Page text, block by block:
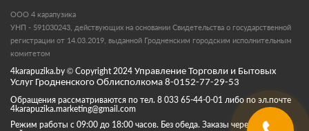
ООО 4 карапузика
УНП - 591030243, действующих на основании Свидетельства о государственной
регистрации от 14.03.2019, выданной Гродненским городским исполнительным
комитетом
4karapuzika.by © Copyright 2024 Управление Торговли и Бытовых
Услуг Гродненского Облисполкома 8-0152-77-29-53
Обращения рассматриваются по тел. 8 033 65-44-0-01 либо по эл.почте
4karapuzika.marketing@gmail.com
Режим работы с 09:00 до 18:00 часов. Без обеда. Заказы через корзину